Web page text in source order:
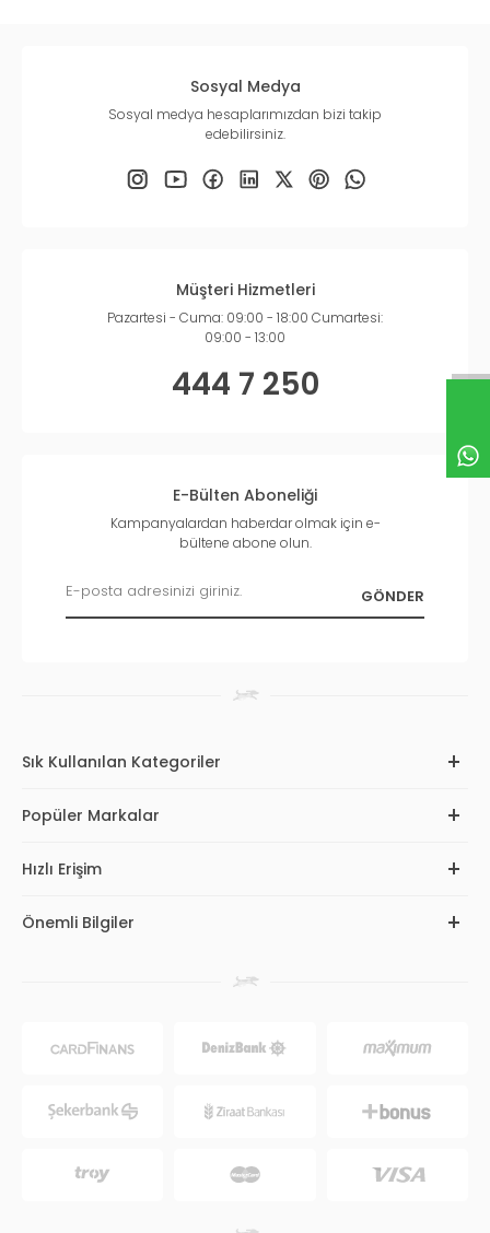
Sosyal Medya
Sosyal medya hesaplarımızdan bizi takip
edebilirsiniz.
Müşteri Hizmetleri
Pazartesi - Cuma: 09:00 - 18:00 Cumartesi:
09:00 - 13:00
444 7 250
E-Bülten Aboneliği
Kampanyalardan haberdar olmak için e-
bültene abone olun.
Sık Kullanılan Kategoriler
Popüler Markalar
Hızlı Erişim
Önemli Bilgiler